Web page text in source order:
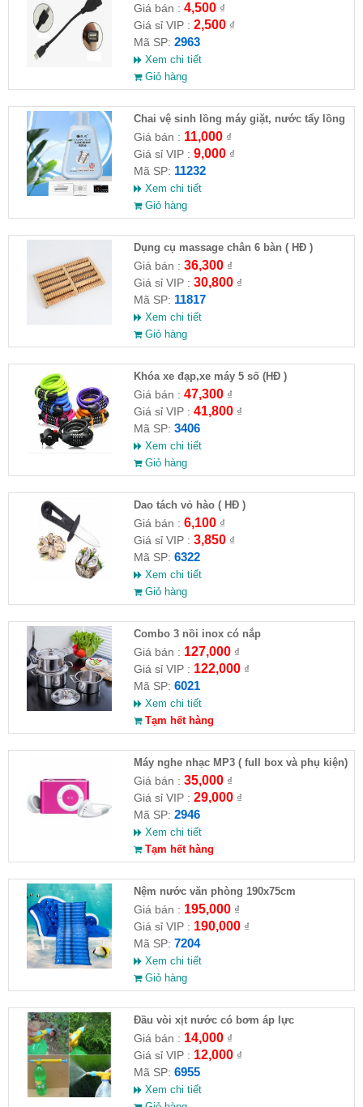
Giá bán : 4,500₫
Giá sỉ VIP : 2,500₫
Mã SP: 2963
Xem chi tiết
Giỏ hàng
Chai vệ sinh lồng máy giặt, nước tẩy lồng
máy giặt CLEANING FLUID
Giá bán : 11,000₫
Giá sỉ VIP : 9,000₫
Mã SP: 11232
Xem chi tiết
Giỏ hàng
Dụng cụ massage chân 6 bàn ( HĐ )
Giá bán : 36,300₫
Giá sỉ VIP : 30,800₫
Mã SP: 11817
Xem chi tiết
Giỏ hàng
Khóa xe đạp,xe máy 5 số (HĐ )
Giá bán : 47,300₫
Giá sỉ VIP : 41,800₫
Mã SP: 3406
Xem chi tiết
Giỏ hàng
Dao tách vỏ hào ( HĐ )
Giá bán : 6,100₫
Giá sỉ VIP : 3,850₫
Mã SP: 6322
Xem chi tiết
Giỏ hàng
Combo 3 nồi inox có nắp
Giá bán : 127,000₫
Giá sỉ VIP : 122,000₫
Mã SP: 6021
Xem chi tiết
Tạm hết hàng
Máy nghe nhạc MP3 ( full box và phụ kiện)
Giá bán : 35,000₫
Giá sỉ VIP : 29,000₫
Mã SP: 2946
Xem chi tiết
Tạm hết hàng
Nệm nước văn phòng 190x75cm
Giá bán : 195,000₫
Giá sỉ VIP : 190,000₫
Mã SP: 7204
Xem chi tiết
Giỏ hàng
Đầu vòi xịt nước có bơm áp lực
Giá bán : 14,000₫
Giá sỉ VIP : 12,000₫
Mã SP: 6955
Xem chi tiết